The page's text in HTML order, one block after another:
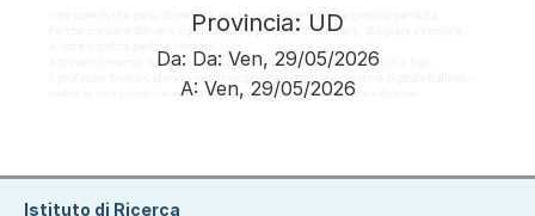
Provincia: UD
Da: Da: Ven, 29/05/2026
A: Ven, 29/05/2026
Istituto di Ricerca